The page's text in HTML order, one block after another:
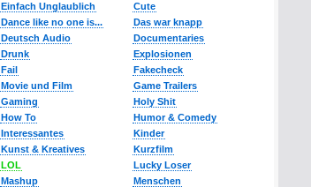
Einfach Unglaublich
Cute
Dance like no one is...
Das war knapp
Deutsch Audio
Documentaries
Drunk
Explosionen
Fail
Fakecheck
Movie und Film
Game Trailers
Gaming
Holy Shit
How To
Humor & Comedy
Interessantes
Kinder
Kunst & Kreatives
Kurzfilm
LOL
Lucky Loser
Mashup
Menschen